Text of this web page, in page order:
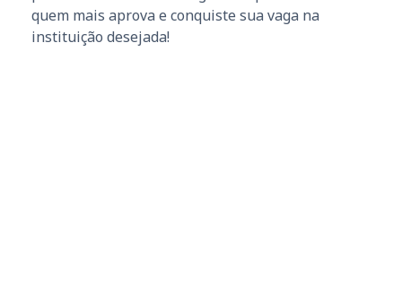
quem mais aprova e conquiste sua vaga na
instituição desejada!